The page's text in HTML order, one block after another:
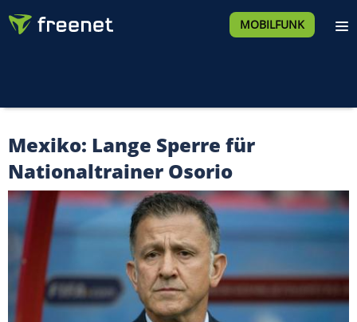
MOBILFUNK
Mexiko: Lange Sperre für
Nationaltrainer Osorio